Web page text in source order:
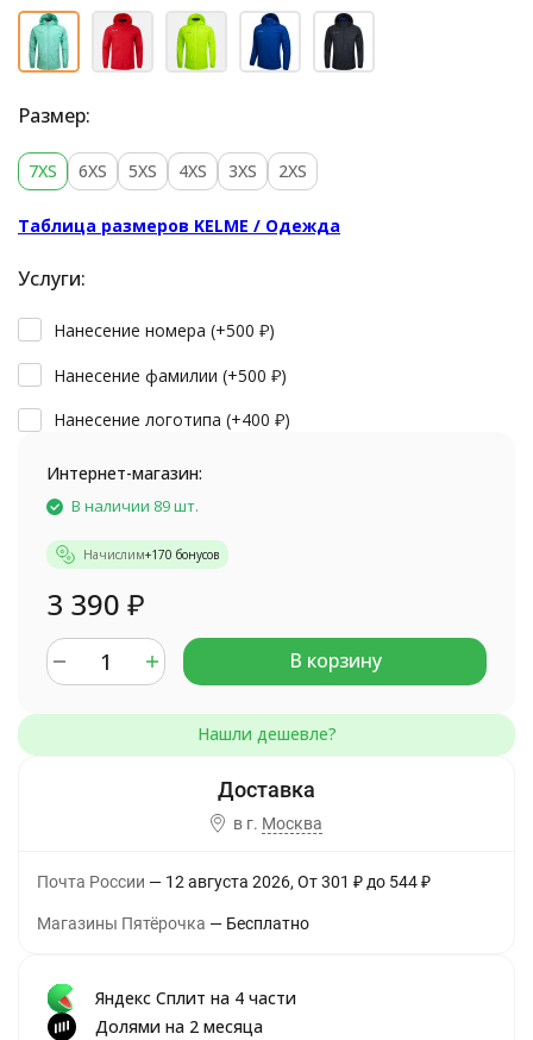
Размер:
7XS 6XS 5XS 4XS 3XS 2XS
Таблица размеров KELME / Одежда
Услуги:
Нанесение номера (+500 ₽)
Нанесение фамилии (+500 ₽)
Нанесение логотипа (+400 ₽)
Интернет-магазин:
В наличии 89 шт.
Начислим+170 бонусов
3 390 ₽
В корзину
в г. Москва
Почта России 12 августа 2026 От 301 ₽до 544₽
Магазины Пятёрочка Бесплатно
Яндекс Сплит на 4 части
Долями на 2 месяца